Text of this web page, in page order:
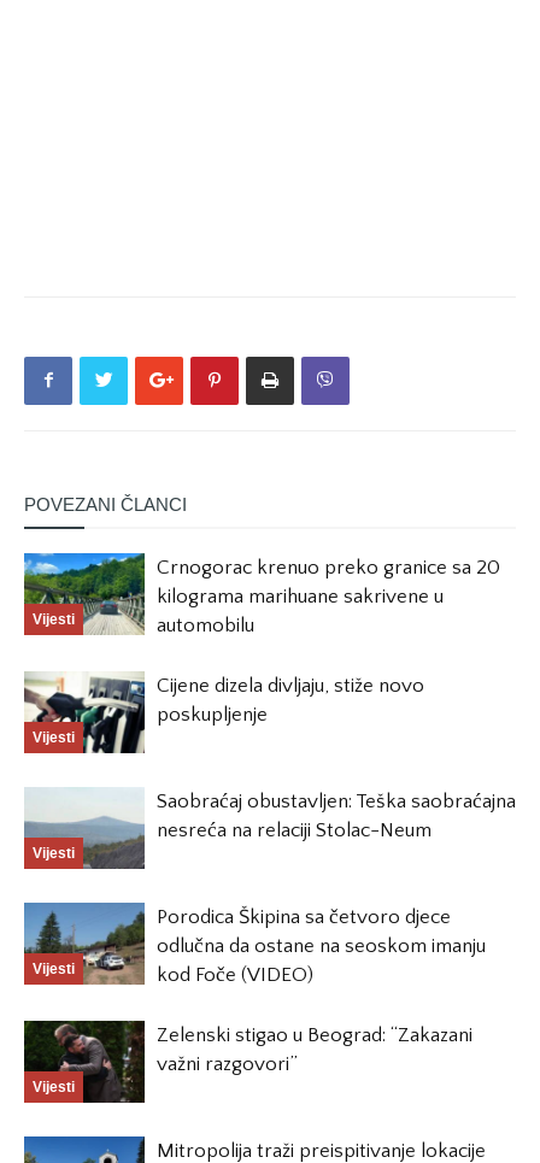
POVEZANI ČLANCI
Vijesti
Crnogorac krenuo preko granice sa 20
kilograma marihuane sakrivene u
automobilu
Vijesti
Cijene dizela divljaju, stiže novo
poskupljenje
Vijesti
Saobraćaj obustavljen: Teška saobraćajna
nesreća na relaciji Stolac-Neum
Vijesti
Porodica Škipina sa četvoro djece
odlučna da ostane na seoskom imanju
kod Foče (VIDEO)
Vijesti
Zelenski stigao u Beograd: “Zakazani
važni razgovori”
Mitropolija traži preispitivanje lokacije